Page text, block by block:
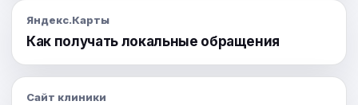
Яндекс.Карты
Как получать локальные обращения
Сайт клиники